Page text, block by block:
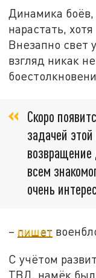
Динамика
нарастать,
Внезапно свет
взгляд никак
Скоро
задачей
всем
очень
– пишет
С учётом
ТВД, намёк